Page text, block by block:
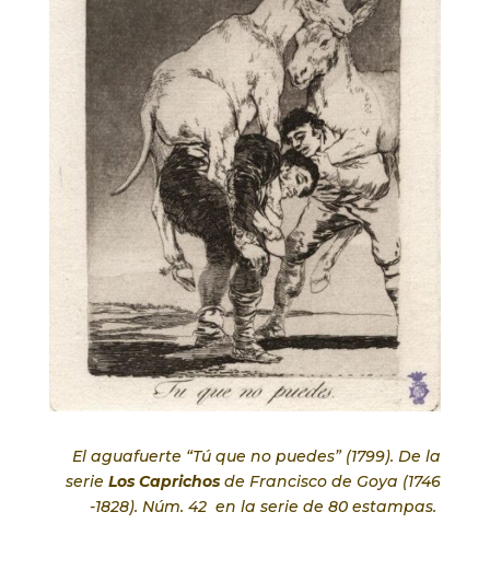
El aguafuerte “Tú que no puedes” (1799). De la
serieLos Caprichos de Francisco de Goya (1746
-1828). Núm. 42 en la serie de 80 estampas.